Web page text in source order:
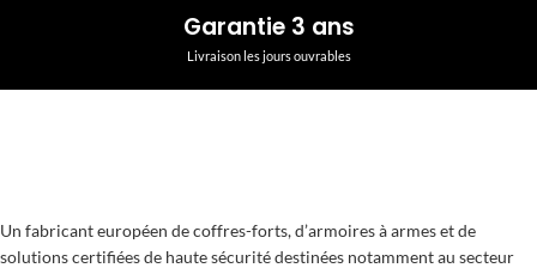
Garantie 3 ans
Livraison les jours ouvrables
Un fabricant européen de coffres-forts, d’armoires à armes et de
solutions certifiées de haute sécurité destinées notamment au secteur